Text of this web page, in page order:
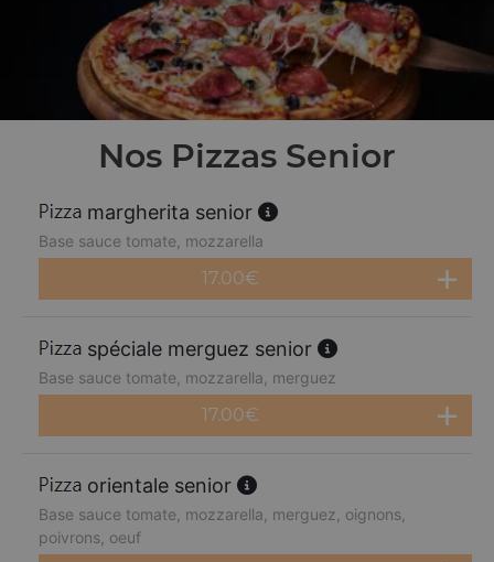
Nos Pizzas Senior
margherita senior
Base sauce tomate, mozzarella
17.00€
spéciale merguez senior
Base sauce tomate, mozzarella, merguez
17.00€
orientale senior
Base sauce tomate, mozzarella, merguez, oignons,
poivrons, oeuf